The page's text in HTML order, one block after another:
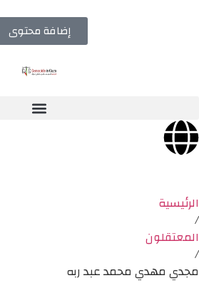
إضافة محتوى
الرئيسية
/
المعتقلون
/
مجدي مهدي محمد عبد ربه